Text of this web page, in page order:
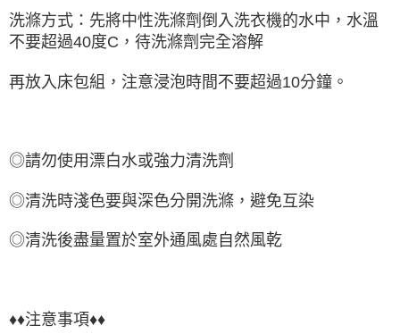
洗滌方式：先將中性洗滌劑倒入洗衣機的水中，水溫
不要超過40度C，待洗滌劑完全溶解
再放入床包組，注意浸泡時間不要超過10分鐘。
◎請勿使用漂白水或強力清洗劑
◎清洗時淺色要與深色分開洗滌，避免互染
◎清洗後盡量置於室外通風處自然風乾
♦♦注意事項♦♦